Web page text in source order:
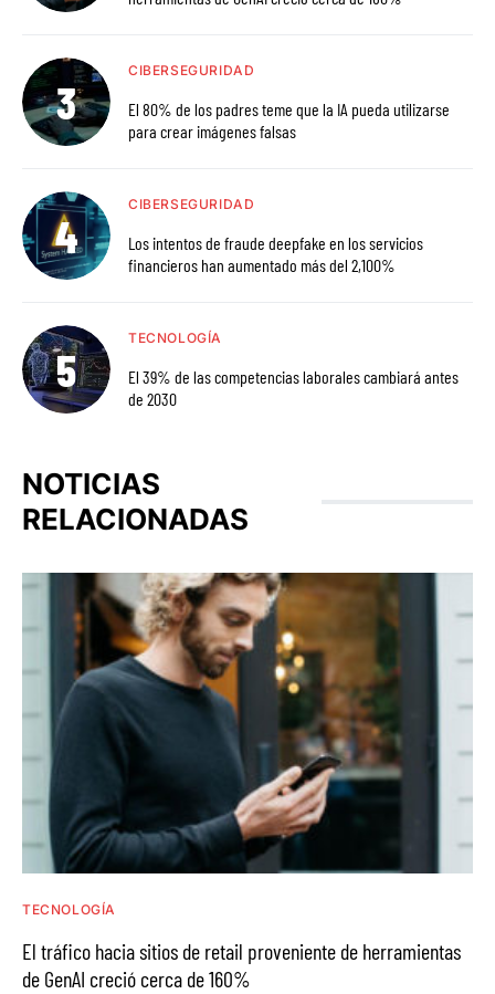
CIBERSEGURIDAD
El 80% de los padres teme que la IA pueda utilizarse
para crear imágenes falsas
CIBERSEGURIDAD
Los intentos de fraude deepfake en los servicios
financieros han aumentado más del 2,100%
TECNOLOGÍA
El 39% de las competencias laborales cambiará antes
de 2030
NOTICIAS
RELACIONADAS
TECNOLOGÍA
El tráfico hacia sitios de retail proveniente de herramientas
de GenAI creció cerca de 160%